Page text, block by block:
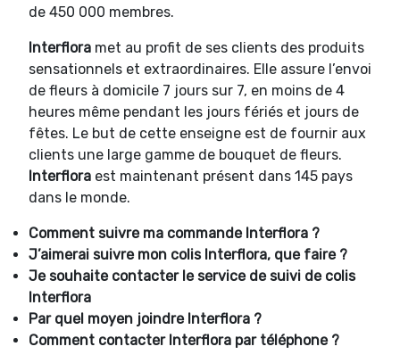
de 450 000 membres.
Interflora met au profit de ses clients des produits
sensationnels et extraordinaires. Elle assure l’envoi
de fleurs à domicile 7 jours sur 7, en moins de 4
heures même pendant les jours fériés et jours de
fêtes. Le but de cette enseigne est de fournir aux
clients une large gamme de bouquet de fleurs.
Interflora est maintenant présent dans 145 pays
dans le monde.
Comment suivre ma commande Interflora ?
J’aimerai suivre mon colis Interflora, que faire ?
Je souhaite contacter le service de suivi de colis
Interflora
Par quel moyen joindre Interflora ?
Comment contacter Interflora par téléphone ?